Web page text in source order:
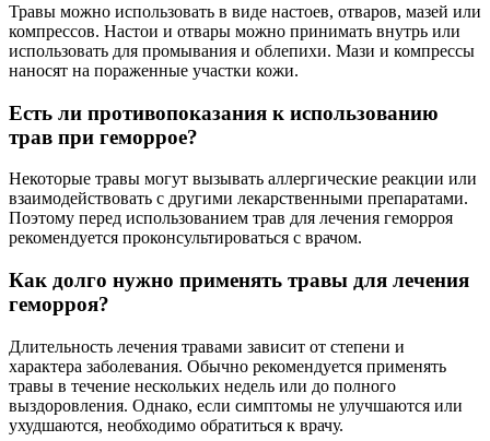
Травы можно использовать в виде настоев, отваров, мазей или
компрессов. Настои и отвары можно принимать внутрь или
использовать для промывания и облепихи. Мази и компрессы
наносят на пораженные участки кожи.
Есть ли противопоказания к использованию
трав при геморрое?
Некоторые травы могут вызывать аллергические реакции или
взаимодействовать с другими лекарственными препаратами.
Поэтому перед использованием трав для лечения геморроя
рекомендуется проконсультироваться с врачом.
Как долго нужно применять травы для лечения
геморроя?
Длительность лечения травами зависит от степени и
характера заболевания. Обычно рекомендуется применять
травы в течение нескольких недель или до полного
выздоровления. Однако, если симптомы не улучшаются или
ухудшаются, необходимо обратиться к врачу.